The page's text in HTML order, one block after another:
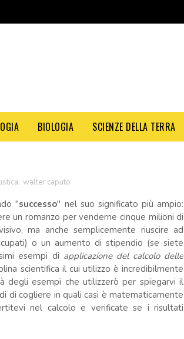
BIOLOGIA SCIENZE DELLA TERRA
, walter caputo
"successo" nel suo significato più ampio:
un romanzo per venderne cinque milioni di
ma anche semplicemente riuscire ad
o un aumento di stipendio (se siete
esempi di applicazione del calcolo delle
scientifica il cui utilizzo è incredibilmente
degli esempi che utilizzerò per spiegarvi il
di cogliere in quali casi è matematicamente
nel calcolo e verificate se i risultati